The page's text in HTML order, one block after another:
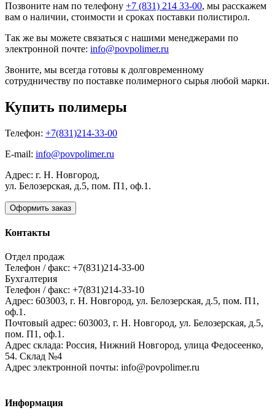
Позвоните нам по телефону +7 (831) 214 33-00, мы расскажем
вам о наличии, стоимости и сроках поставки полистирол.
Так же вы можете связаться с нашими менеджерами по
электронной почте: info@povpolimer.ru
Звоните, мы всегда готовы к долговременному
сотрудничеству по поставке полимерного сырья любой марки.
Купить полимеры
Телефон: +7(831)214-33-00
E-mail: info@povpolimer.ru
Адрес: г. Н. Новгород,
ул. Белозерская, д.5, пом. П1, оф.1.
Оформить заказ
Контакты
Отдел продаж
Телефон / факс: +7(831)214-33-00
Бухгалтерия
Телефон / факс: +7(831)214-33-10
Адрес: 603003, г. Н. Новгород, ул. Белозерская, д.5, пом. П1,
оф.1.
Почтовый адрес: 603003, г. Н. Новгород, ул. Белозерская, д.5,
пом. П1, оф.1.
Адрес склада: Россия, Нижний Новгород, улица Федосеенко,
54. Склад №4
Адрес электронной почты: info@povpolimer.ru
Информация